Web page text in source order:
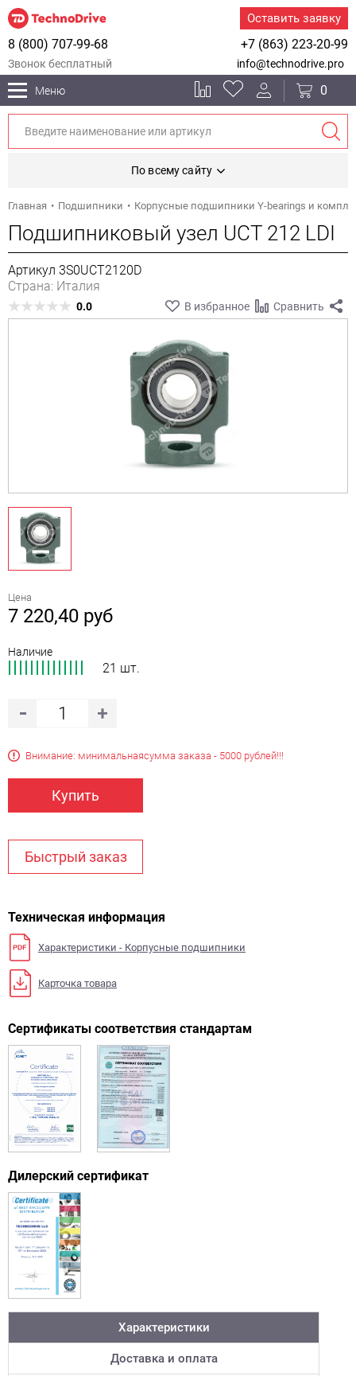
Оставить заявку
+7 (863) 223-20-99
8 (800) 707-99-68
Звонок бесплатный info@technodrive.pro
Меню 0
По всему сайту
Главная Подшипники Корпусные подшипники Y-bearings и
Подшипниковый узел UCT 212 LDI
Артикул 3S0UCT2120D
Страна: Италия
0.0 В избранное Сравнить
Цена
7 220,40 руб
Наличие
21 шт.
Внимание: минимальнаясумма заказа - 5000 рублей!!!
Купить
Быстрый заказ
Техническая информация
Характеристики - Корпусные подшипники
Карточка товара
Сертификаты соответствия стандартам
Дилерский сертификат
Характеристики
Доставка и оплата